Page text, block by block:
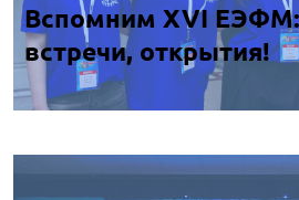
Вспомним XVI ЕЭФМ:
встречи, открытия!